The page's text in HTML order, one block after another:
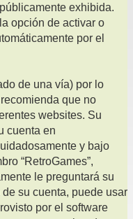
exhibida.
opción de activar o
por el
de una vía) por lo
que no
websites. Su
cuenta en
y bajo
“RetroGames”,
le preguntará su
su cuenta, puede usar
por el software